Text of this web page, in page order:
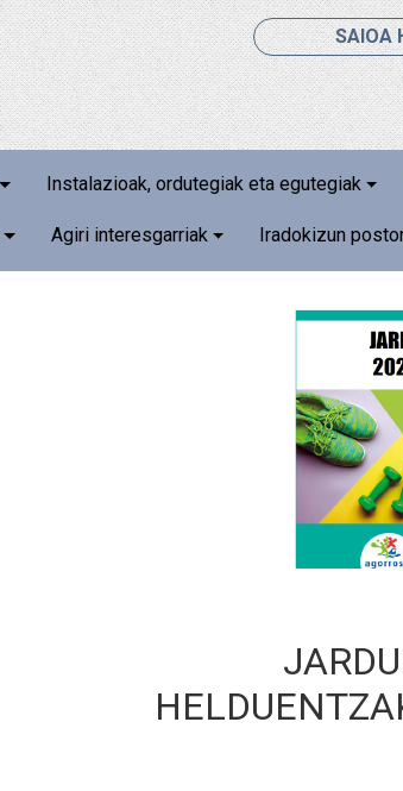
SAIOA
Instalazioak, ordutegiak eta egutegiak
Agiri interesgarriak Iradokizun